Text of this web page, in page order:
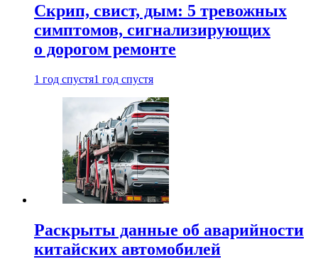
Скрип, свист, дым: 5 тревожных
симптомов, сигнализирующих
о дорогом ремонте
1 год спустя1 год спустя
Раскрыты данные об аварийности
китайских автомобилей